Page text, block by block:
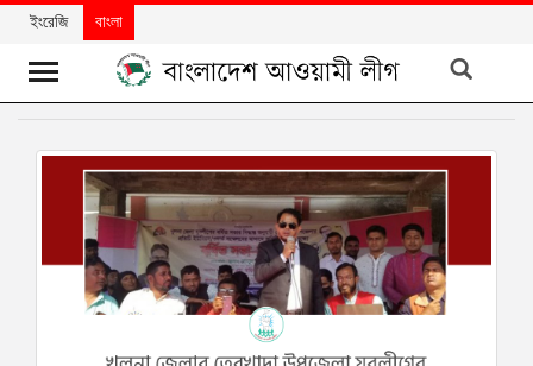
ইংরেজি বাংলা